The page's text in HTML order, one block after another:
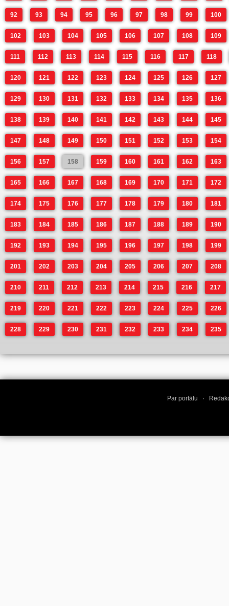
92 93 94 95 96 97 98 99 100
102 103 104 105 106 107 108 109
111 112 113 114 115 116 117 118
120 121 122 123 124 125 126 127
129 130 131 132 133 134 135 136
138 139 140 141 142 143 144 145
147 148 149 150 151 152 153 154
156 157 158 159 160 161 162 163
165 166 167 168 169 170 171 172
174 175 176 177 178 179 180 181
183 184 185 186 187 188 189 190
192 193 194 195 196 197 198 199
201 202 203 204 205 206 207 208
210 211 212 213 214 215 216 217
219 220 221 222 223 224 225 226
228 229 230 231 232 233 234 235
Par portālu ·